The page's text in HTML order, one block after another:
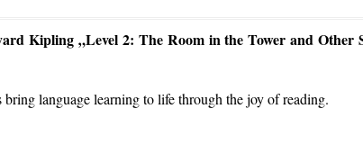
Kipling „Level 2: The Room in the Tower and Other
bring language learning to life through the joy of reading.